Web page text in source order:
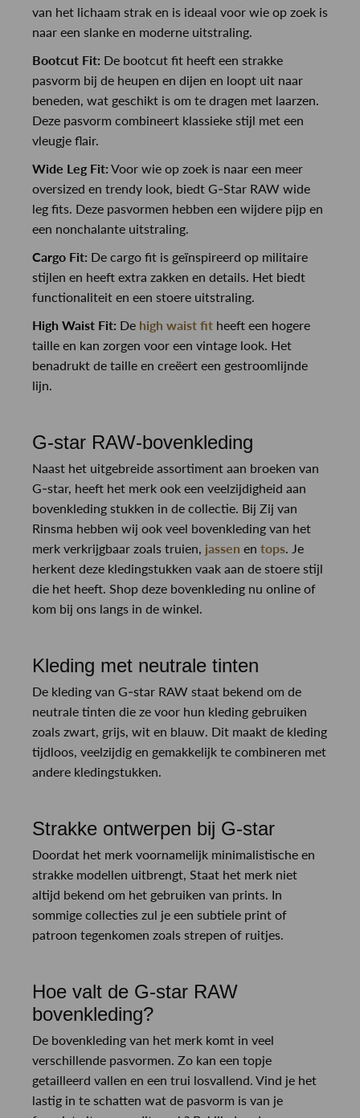
van het lichaam strak en is ideaal voor wie op zoek is
naar een slanke en moderne uitstraling.
Bootcut Fit: De bootcut fit heeft een strakke
pasvorm bij de heupen en dijen en loopt uit naar
beneden, wat geschikt is om te dragen met laarzen.
Deze pasvorm combineert klassieke stijl met een
vleugje flair.
Wide Leg Fit: Voor wie op zoek is naar een meer
oversized en trendy look, biedt G-Star RAW wide
leg fits. Deze pasvormen hebben een wijdere pijp en
een nonchalante uitstraling.
Cargo Fit: De cargo fit is geïnspireerd op militaire
stijlen en heeft extra zakken en details. Het biedt
functionaliteit en een stoere uitstraling.
High Waist Fit: De high waist fit heeft een hogere
taille en kan zorgen voor een vintage look. Het
benadrukt de taille en creëert een gestroomlijnde
lijn.
G-star RAW-bovenkleding
Naast het uitgebreide assortiment aan broeken van
G-star, heeft het merk ook een veelzijdigheid aan
bovenkleding stukken in de collectie. Bij Zij van
Rinsma hebben wij ook veel bovenkleding van het
merk verkrijgbaar zoals truien, jassen en tops . Je
herkent deze kledingstukken vaak aan de stoere stijl
die het heeft. Shop deze bovenkleding nu online of
kom bij ons langs in de winkel.
Kleding met neutrale tinten
De kleding van G-star RAW staat bekend om de
neutrale tinten die ze voor hun kleding gebruiken
zoals zwart, grijs, wit en blauw. Dit maakt de kleding
tijdloos, veelzijdig en gemakkelijk te combineren met
andere kledingstukken.
Strakke ontwerpen bij G-star
Doordat het merk voornamelijk minimalistische en
strakke modellen uitbrengt, Staat het merk niet
altijd bekend om het gebruiken van prints. In
sommige collecties zul je een subtiele print of
patroon tegenkomen zoals strepen of ruitjes.
Hoe valt de G-star RAW
bovenkleding?
De bovenkleding van het merk komt in veel
verschillende pasvormen. Zo kan een topje
getailleerd vallen en een trui losvallend. Vind je het
lastig in te schatten wat de pasvorm is van je